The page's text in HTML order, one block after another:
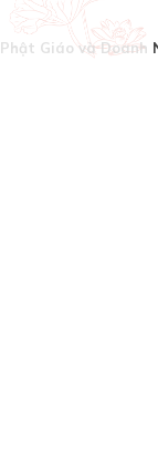
Phật Giáo và Doanh